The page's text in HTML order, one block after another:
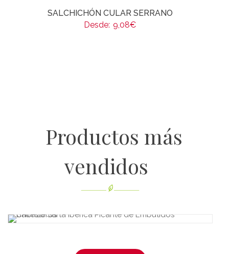
SALCHICHÓN CULAR SERRANO
Desde: 9,08€
Productos más
vendidos